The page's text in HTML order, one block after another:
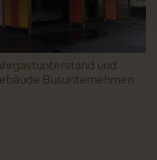
und
Busunternehmen